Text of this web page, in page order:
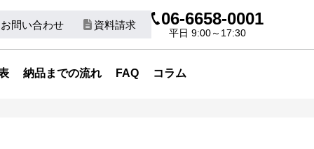
お問い合わせ 資料請求 06-6658-0001
平日 9:00～17:30
納品までの流れ FAQ コラム